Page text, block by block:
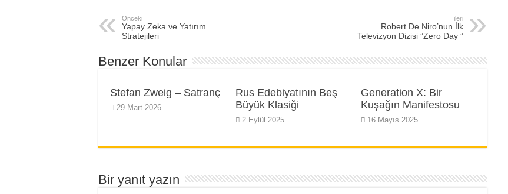
Önceki
Yapay Zeka ve Yatırım
Stratejileri
ileri
Robert De Niro’nun İlk
Televizyon Dizisi ”Zero Day ”
Benzer Konular
Stefan Zweig – Satranç
29 Mart 2026
Rus Edebiyatının Beş
Büyük Klasiği
2 Eylül 2025
Generation X: Bir
Kuşağın Manifestosu
16 Mayıs 2025
Bir yanıt yazın